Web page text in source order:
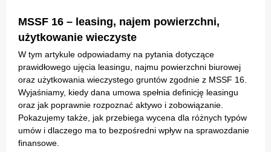
MSSF 16 – leasing, najem powierzchni,
użytkowanie wieczyste
W tym artykule odpowiadamy na pytania dotyczące
prawidłowego ujęcia leasingu, najmu powierzchni biurowej
oraz użytkowania wieczystego gruntów zgodnie z MSSF 16.
Wyjaśniamy, kiedy dana umowa spełnia definicję leasingu
oraz jak poprawnie rozpoznać aktywo i zobowiązanie.
Pokazujemy także, jak przebiega wycena dla różnych typów
umów i dlaczego ma to bezpośredni wpływ na sprawozdanie
finansowe.